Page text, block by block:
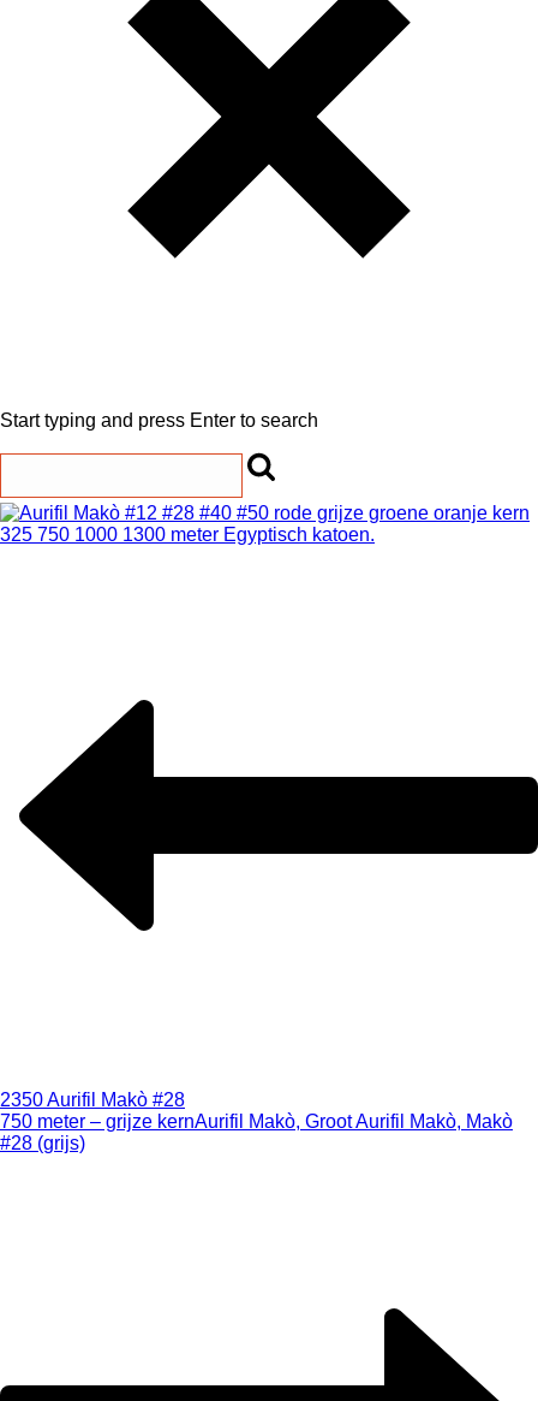
Start typing and press Enter to search
2350 Aurifil Makò #28
750 meter – grijze kernAurifil Makò, Groot Aurifil Makò, Makò
#28 (grijs)